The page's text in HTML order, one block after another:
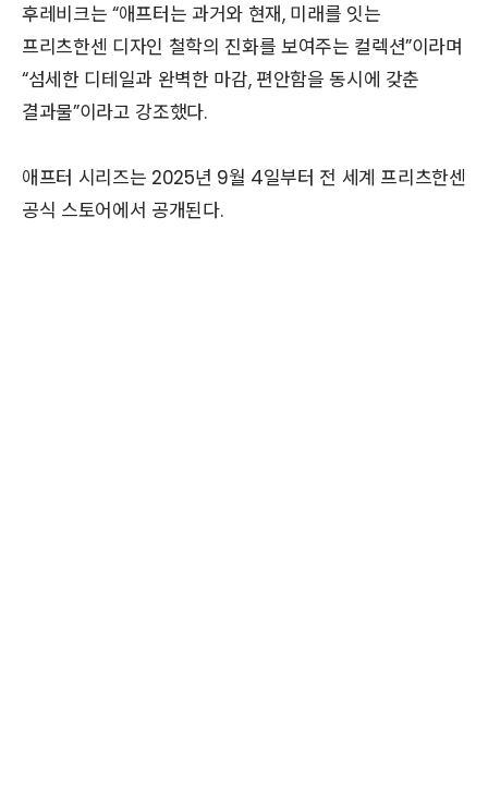
후레비크는 “애프터는 과거와 현재, 미래를 잇는
프리츠한센 디자인 철학의 진화를 보여주는 컬렉션”이라며
“섬세한 디테일과 완벽한 마감, 편안함을 동시에 갖춘
결과물”이라고 강조했다.
애프터 시리즈는 2025년 9월 4일부터 전 세계 프리츠한센
공식 스토어에서 공개된다.